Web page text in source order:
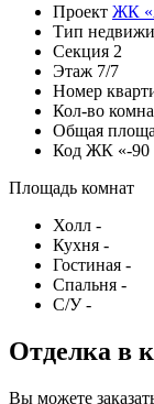
Проект ЖК
Тип
Секция 2
Этаж 7/7
Номер
Кол-во
Общая
Код ЖК «-90
Площадь комнат
Холл -
Кухня -
Гостиная -
Спальня -
С/У -
Отделка в
Вы можете